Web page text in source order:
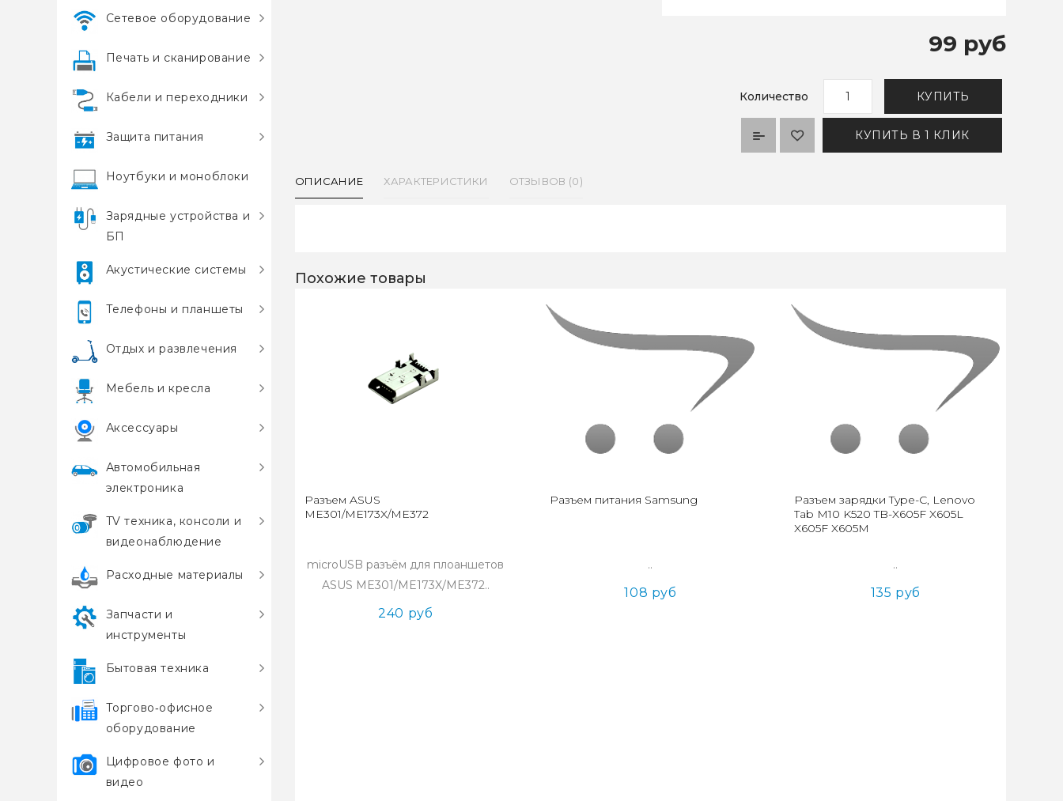
Сетевое оборудование
Печать и сканирование
Кабели и переходники
Защита питания
Ноутбуки и моноблоки
Зарядные устройства и
БП
Акустические системы
Телефоны и планшеты
Отдых и развлечения
Мебель и кресла
Аксессуары
Автомобильная
электроника
TV техника, консоли и
видеонаблюдение
Расходные материалы
Запчасти и
инструменты
Бытовая техника
Торгово‑офисное
оборудование
Цифровое фото и
видео
99 руб
Количество КУПИТЬ
КУПИТЬ В 1 КЛИК
ОПИСАНИЕ ХАРАКТЕРИСТИКИ ОТЗЫВОВ (0)
Похожие товары
Разъем ASUS
ME301/ME173X/ME372
microUSB разъём для плоаншетов
ASUS ME301/ME173X/ME372..
240 руб
Разъем питания Samsung
..
108 руб
Разъем зарядки Type-C, Lenovo
Tab M10 K520 TB-X605F X605L
X605F X605M
..
135 руб